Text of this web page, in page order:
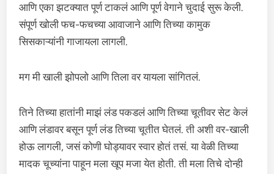
आणि एका झटक्यात पूर्ण टाकलं आणि पूर्ण वेगाने चुदाई सुरू केली.
संपूर्ण खोली फच-फचच्या आवाजाने आणि तिच्या कामुक
सिसकाऱ्यांनी गाजायला लागली.
मग मी खाली झोपलो आणि तिला वर यायला सांगितलं.
तिने तिच्या हातांनी माझं लंड पकडलं आणि तिच्या चूतीवर सेट केलं
आणि लंडावर बसून पूर्ण लंड तिच्या चूतीत घेतलं. ती अशी वर-खाली
होऊ लागली, जसं कोणी घोड्यावर स्वार होतं तसं. या वेळी तिच्या
मादक चूच्यांना पाहून मला खूप मजा येत होती. ती मला तिचे दोन्ही